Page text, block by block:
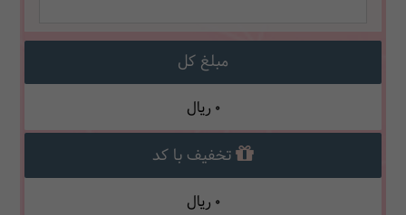
مبلغ کل
0 ریال
تخفیف با کد
0 ریال